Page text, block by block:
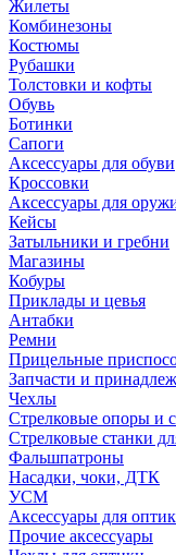
Жилеты
Комбинезоны
Костюмы
Рубашки
Толстовки и кофты
Обувь
Ботинки
Сапоги
Аксессуары для обуви
Кроссовки
Аксессуары для
Кейсы
Затыльники и гребни
Магазины
Кобуры
Приклады и цевья
Антабки
Ремни
Прицельные
Запчасти и
Чехлы
Стрелковые опоры и
Стрелковые станки
Фальшпатроны
Насадки, чоки, ДТК
УСМ
Аксессуары для
Прочие аксессуары